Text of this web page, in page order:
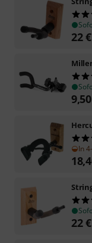
22€
9,50
In
22€